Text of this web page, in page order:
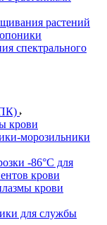
растений
спектрального
крови
морозильники
-86°С для
крови
крови
для службы